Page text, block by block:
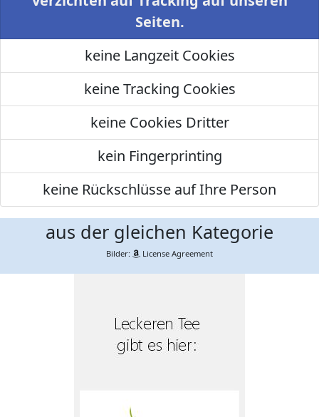
Seiten.
keine Langzeit Cookies
keine Tracking Cookies
keine Cookies Dritter
kein Fingerprinting
keine Rückschlüsse auf Ihre Person
aus der gleichen Kategorie
Bilder: License Agreement